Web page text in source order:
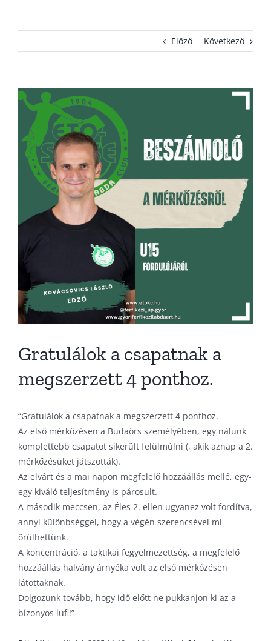
KAPCSOLAT
Előző Következő
View
Larger
Image
Gratulálok a csapatnak a
megszerzett 4 ponthoz.
“Gratulálok a csapatnak a megszerzett 4 ponthoz.
Az első mérkőzésen a Budaörs személyében, egy nálunk
komplettebb csapatot sikerült felülmúlni (, akik aznap a 2.
mérkőzésüket játszották).
Az elvárt és a mai napon megfelelő hozzáállás mellé, egy-
egy kiváló teljesítmény is párosult.
A második meccsen, az Éles 2. ellen ugyanez volt fordítva,
annyi különbséggel, hogy a végén szerencsével mi
örülhettünk.
A koncentráció, a taktikai fegyelmezettség, a megfelelő
hozzáállás halvány árnyéka volt az első mérkőzésen
látottaknak.
Dolgozunk tovább, hogy idő előtt ne pukkanjon ki az a
bizonyos lufi!”